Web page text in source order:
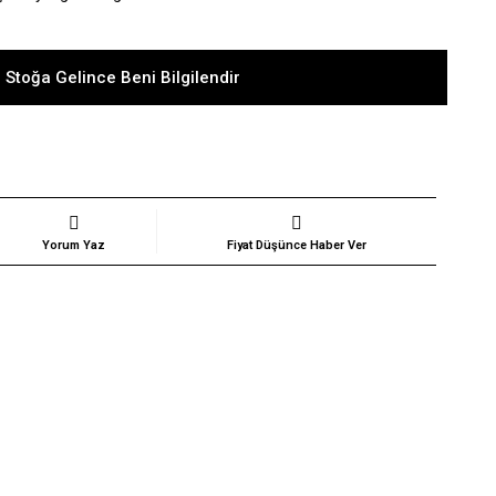
Stoğa Gelince Beni Bilgilendir
Yorum Yaz Fiyat Düşünce Haber Ver